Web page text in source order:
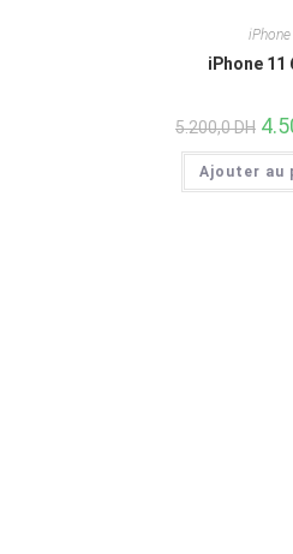
iPhone
iPhone 11
5.200,0DH
Ajouter au